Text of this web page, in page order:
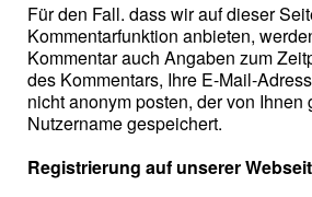
Für den Fall. dass wir auf dieser
Kommentarfunktion anbieten,
Kommentar auch Angaben zum
des Kommentars, Ihre E-Mail-
nicht anonym posten, der von Ihnen
Nutzername gespeichert.
Registrierung auf unserer